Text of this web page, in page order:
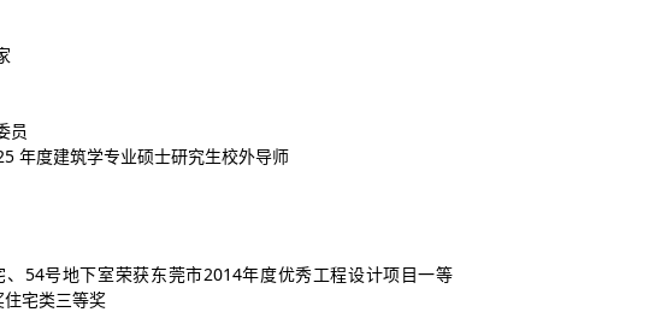
员
年度建筑学专业硕士研究生校外导师
54号地下室荣获东莞市2014年度优秀工程设计项目一等
宅类三等奖